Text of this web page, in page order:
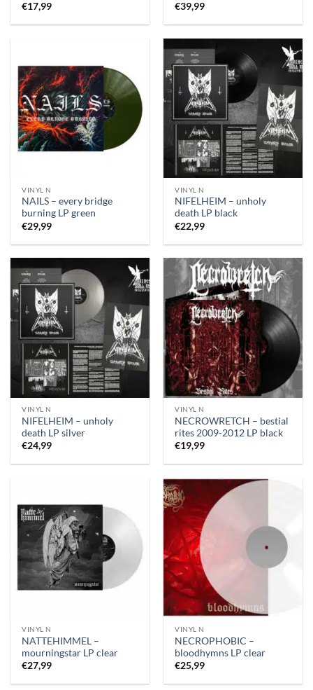
€17,99
€39,99
VINYL N
NAILS – every bridge
burning LP green
€29,99
VINYL N
NIFELHEIM – unholy
death LP black
€22,99
VINYL N
NIFELHEIM – unholy
death LP silver
€24,99
VINYL N
NECROWRETCH – bestial
rites 2009-2012 LP black
€19,99
VINYL N
NATTEHIMMEL –
mourningstar LP clear
€27,99
VINYL N
NECROPHOBIC –
bloodhymns LP clear
€25,99